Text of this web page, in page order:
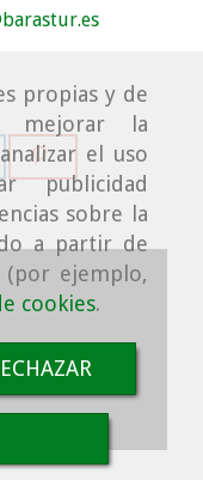
propias y de
mejorar la
el uso
sobre la
a partir de
(por ejemplo,
cookies.
barastur.es